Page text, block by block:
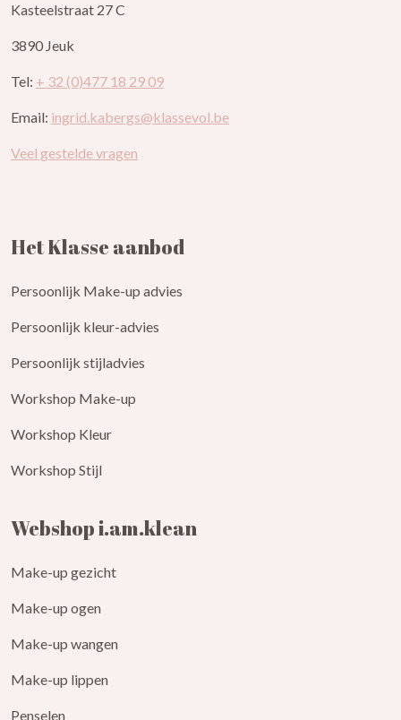
Kasteelstraat 27 C
3890 Jeuk
Tel: + 32 (0)477 18 29 09
Email: ingrid.kabergs@klassevol.be
Veel gestelde vragen
Het Klasse aanbod
Persoonlijk Make-up advies
Persoonlijk kleur-advies
Persoonlijk stijladvies
Workshop Make-up
Workshop Kleur
Workshop Stijl
Webshop i.am.klean
Make-up gezicht
Make-up ogen
Make-up wangen
Make-up lippen
Penselen